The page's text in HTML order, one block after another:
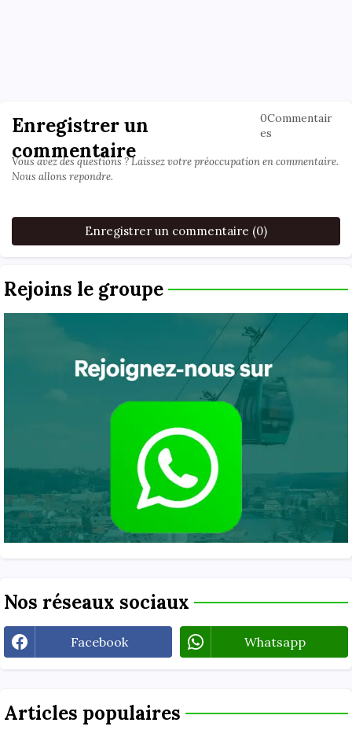
Enregistrer un
commentaire
0Commentair
es
Vous avez des questions ? Laissez votre préoccupation en commentaire.
Nous allons repondre.
Enregistrer un commentaire (0)
Rejoins le groupe
Nos réseaux sociaux
Facebook Whatsapp
Articles populaires